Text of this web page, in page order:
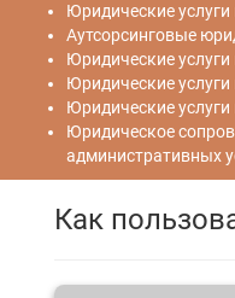
Юридические
Аутсорсинговые
Юридические
Юридические
Юридические услуги
Юридическое
административных
Как